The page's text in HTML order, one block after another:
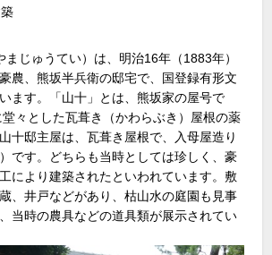
まじゅうてい）は、明治16年（1883年）
農、熊坂半兵衛の邸宅で、国登録有形文
ます。「山十」とは、熊坂家の屋号で
々とした瓦葺き（かわらぶき）屋根の薬
十邸主屋は、瓦葺き屋根で、入母屋造り
です。どちらも当時としては珍しく、豪
により建築されたといわれています。敷
、井戸などがあり、枯山水の庭園も見事
当時の農具などの道具類が展示されてい